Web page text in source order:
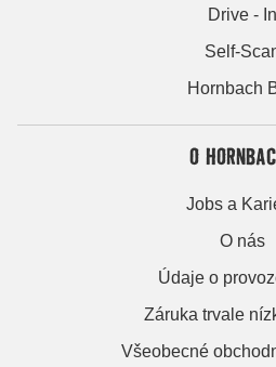
Drive - In
Self-
Hornbach
O
Jobs a
O nás
Údaje o
Záruka trvale
Všeobecné